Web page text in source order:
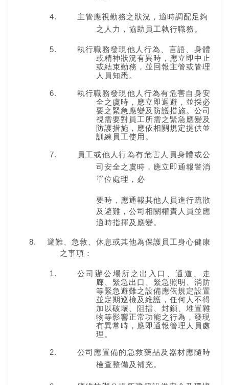
主管應視勤務之狀況，適時調配足夠
之人力，協助員工執行職務。
執行職務發現他人行為、言語、身體
或精神狀況有異時，應立即中止
或結束勤務，並回報主管或管理
人員知悉。
執行職務發現他人行為有危害自身安
全之虞時，應立即迴避，並採必
要之緊急應變及防護措施。公司
視需要對員工所需之緊急應變及
防護措施，應依相關規定提供並
訓練員工使用。
員工或他人行為有危害人員身體或公
司安全之虞時，應立即通報警消
單位處理，必
要時，應通報其他人員進行疏散
及避難，公司相關權責人員並應
適時指揮及應變。
避難、急救、休息或其他為保護員工身心健康
之事項：
公司辦公場所之出入口、通道、走
廊、緊急出口、緊急照明、消防
等緊急避難之設備應依規定設置
並定期巡檢及維護，任何人不得
加以破壞、阻擋、封鎖、堆置雜
物等影響正常功能之行為，發現
有異常時，應即通報管理人員處
理。
公司應置備的急救藥品及器材應隨時
檢查整備及補充。